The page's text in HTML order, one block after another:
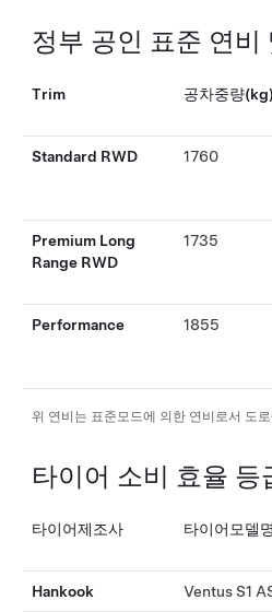
정부 공인 표준 연비
Trim 공차중량(kg)
Standard RWD 1760
Premium Long
Range RWD
1735
Performance 1855
위 연비는 표준모드에 의한 연비로서 도
타이어 소비 효율 등
타이어제조사 타이어모델명
Hankook Ventus S1